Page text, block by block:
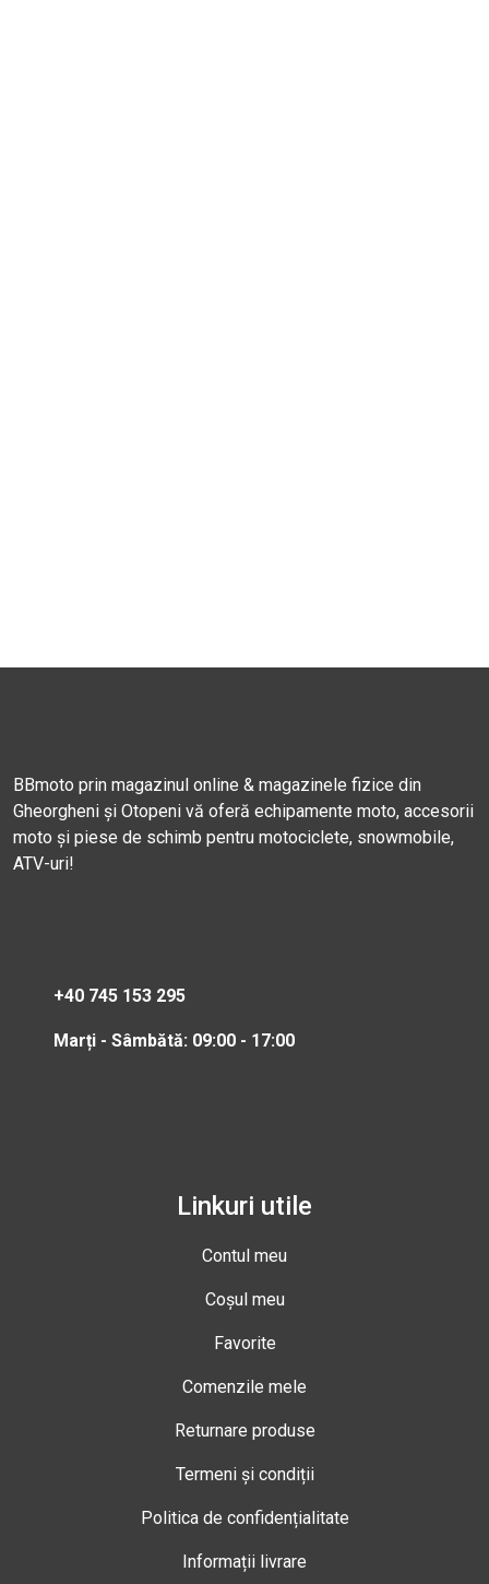
BBmoto prin magazinul online & magazinele fizice din
Gheorgheni și Otopeni vă oferă echipamente moto, accesorii
moto și piese de schimb pentru motociclete, snowmobile,
ATV-uri!
+40 745 153 295
Marți - Sâmbătă: 09:00 - 17:00
Linkuri utile
Contul meu
Coșul meu
Favorite
Comenzile mele
Returnare produse
Termeni și condiții
Politica de confidențialitate
Informații livrare